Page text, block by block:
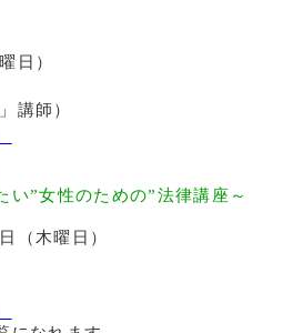
日）
講師）
女性のための”法律講座～
（木曜日）